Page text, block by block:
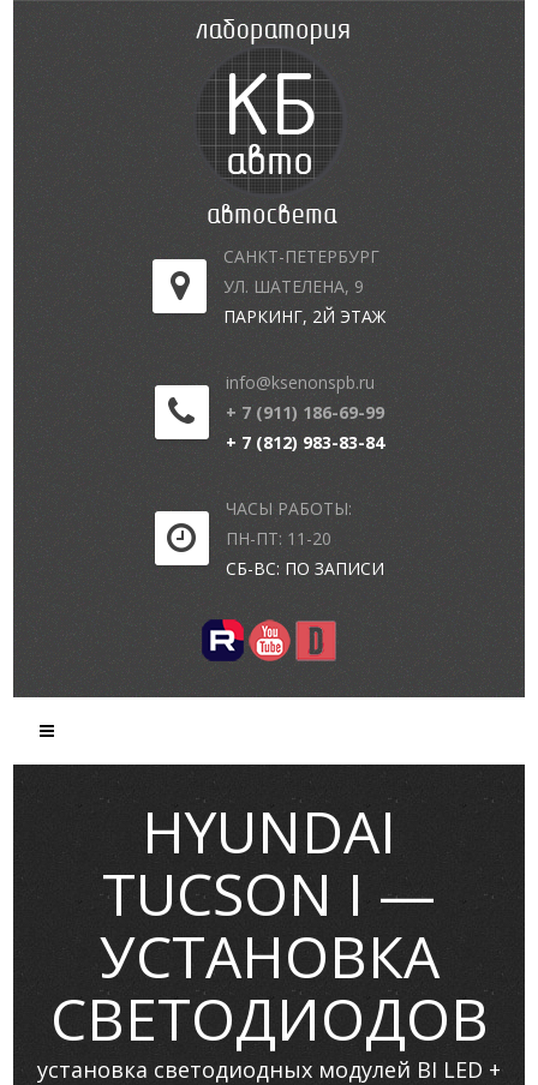
САНКТ-ПЕТЕРБУРГ
УЛ. ШАТЕЛЕНА, 9
ПАРКИНГ, 2Й ЭТАЖ
info@ksenonspb.ru
+ 7 (911) 186-69-99
+ 7 (812) 983-83-84
ЧАСЫ РАБОТЫ:
ПН-ПТ: 11-20
СБ-ВС: ПО ЗАПИСИ
HYUNDAI
TUCSON I —
УСТАНОВКА
СВЕТОДИОДОВ
установка светодиодных модулей BI LED +